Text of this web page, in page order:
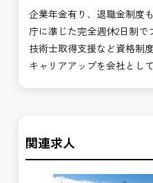
企業年金有り、退職金制度
庁に準じた完全週休2日制で
技術士取得支援など資格制
キャリアアップを会社とし
関連求人